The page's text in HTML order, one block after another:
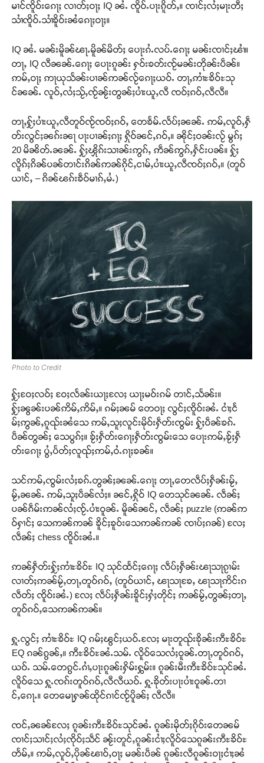
မၢင်ၸိူဝ်းၵေႃႈ လၢတ်ႈဝႃႈ IQ ၼႆႉ ၸိူဝ်ႉပႃးၵိူတ်ႇ။ ၸၢင်ႈလႆႈမႃးတီႈ
သၢႆၸိူဝ်ႉသၢႆၶိူဝ်းၼႆၵေႃႈဝႃႈ။
IQ ၼႆႉ မၼ်းမိူၼ်ၽႃႉမိူၼ်မိတ်ႈ ပေႃးၵႆႉလပ်ႉၵေႃႈ မၼ်းၸၢင်ႈၽၢႆ။
တႃႇ IQ လီၼၼ်ႉၵေႃႈ ပေႃးၵူၼ်း ႁဝ်းၶတ်းၸႂ်မၼ်းတိုၼ်းပဵၼ်။
ဢမ်ႇဝႃႈ ဢႃယုသႅၼ်းပၢၼ်ဢၼ်လႂ်ၵေႃႈယဝ်ႉ တႃႇဢၢႆႊၶိဝ်ႊသု
င်ၼၼ်ႉ လူဝ်ႇလႆႈသႂ်ႇၸႂ်ၼႂ်းတွၼ်ႈပၢႆးယူႇလီ ၸဝ်ႈၵဝ်ႇလီလီ။
တႃႇႁႂ်ႈပၢႆးယူႇလီတူဝ်ၸႂ်ၸဝ်ႈၵဝ်ႇ တေၶႅမ်ႉလႅပ်ႈၼၼ်ႉ ဢမ်ႇလူဝ်ႇႁဵ
တ်းလွင်ႈၼၵ်းၼႃ ပႃးပၢၼ်ႈၵႃႈ ႁိုဝ်ၼင်ႇၵဝ်ႇ။ ၼိုင်ႈဝၼ်းလႂ် မွၵ်ႈ
20 မိၼိတ်ႉၼၼ်ႉ ႁႂ်ႈၾိုၵ်းသၢၼ်းဢွၵ်ႇ ဢဵၼ်ဢွၵ်ႇႁႅင်းပၼ်။ ႁႂ်ႈ
လိူၵ်ႈၵိၼ်ပၼ်တၢင်းၵိၼ်ဢၼ်ၵိုင်ႇငၢမ်ႇပၢႆးယူႇလီၸဝ်ႈၵဝ်ႇ။ (တူဝ်
ယၢင်ႇ – ၵိၼ်ၽၵ်းၶဵဝ်မၢၵ်ႇမႆႉ)
Photo to Credit
ႁႂ်ႈဝႄႈလဝ်ႈ ဝႄႈလႅၼ်းယႃႈလႄႈ ယႃႈမဝ်းၵမ် တၢင်ႇသႅၼ်း။
ႁႂ်ႈၼွၼ်းပၼ်ဢိမ်ႇဢိမ်ႇ။ ၵမ်ႈၼမ် တေဝႃႈ လွင်ႈၸိူဝ်းၼႆႉ ငၢႆႈငႅ
မ်ႈဢွၼ်ႇၵူၺ်းၼႆသေ ဢမ်ႇသူႈလူင်းမိုဝ်းႁဵတ်းၸွမ်း ႁႂ်ႈပဵၼ်ၶၵ်ႉ
ပဵၼ်တွၼ်ႈ သေပွၵ်ႈ။ ၶႂ်ႈႁဵတ်းၵေႃႈႁဵတ်းၸွမ်းသေ ပေႃးဢမ်ႇၶႂ်ႈႁဵ
တ်းၵေႃႈ ပွႆႇပႅတ်ႈလူၺ်ႈဢမ်ႇဝႆႉၵႃႈၶၼ်။
သင်ဢမ်ႇၸွမ်းလႆႈၶၵ်ႉတွၼ်ႈၼၼ်ႉၵေႃႈ တႃႇတေလဵပ်ႈႁဵၼ်းမႂ်ႇ
မႂ်ႇၼၼ်ႉ ဢမ်ႇသူႈပဵၼ်လႆႈ။ ၼင်ႇႁိုဝ် IQ တေသုင်ၼၼ်ႉ လဵၼ်ႈ
ပၼ်ၵဵမ်းဢၼ်လႆႈၸႂ်ႉပၢႆးဝူၼ်ႉ မိူၼ်ၼင်ႇ လဵၼ်ႈ puzzle (ဢၼ်ဢ
ဝ်ႁၢင်ႈ သေဢၼ်ဢၼ် ၶိူင်ႈၶူဝ်းသေဢၼ်ဢၼ် ၸၢပ်ႈၵၼ်) လႄႈ
လဵၼ်ႈ chess ၸိူဝ်းၼႆႉ။
ဢၼ်ႁဵတ်းႁႂ်ႈဢၢႆႊၶိဝ်ႊ IQ သုင်ထႅင်ႈၵေႃႈ လဵပ်ႈႁဵၼ်းၽႃသႃၵႂၢမ်း
လၢတ်ႈဢၼ်မႂ်ႇတႃႇတူဝ်ၵဝ်ႇ (တူဝ်ယၢင်ႇ ၽႃသႃၶႄႇ ၽႃသႃဢိင်းၵ
လဵတ်ႈ ၸိူဝ်းၼႆႉ) လႄႈ လဵပ်ႈႁဵၼ်းၶိူင်ႈႁႆႈတိုင်ႈ ဢၼ်မႂ်ႇတွၼ်ႈတႃႇ
တူဝ်ၵဝ်ႇသေဢၼ်ဢၼ်။
ႁူႉလွင်ႈ ဢၢႆႊၶိဝ်ႊ IQ ၵမ်ႈၽွင်ႈယဝ်ႉလႄႈ မႃးတူၺ်းၶိုၼ်းဢီႊၶိဝ်ႊ
EQ ၵၼ်ၵွၼ်ႇ။ ဢီႊၶိဝ်ႊၼႆႉသမ်ႉ လိူဝ်သေလႆႈဝူၼ်ႉတႃႇတူဝ်ၵဝ်ႇ
ယဝ်ႉ သမ်ႉတေၵွင်ႉၵၢႆႇပႃးၵူၼ်းႁိမ်းႁွမ်း။ ၵူၼ်းမီးဢီႊၶိဝ်ႊသုင်ၼႆႉ
လိူဝ်သေ ႁူႉၸၵ်းတူဝ်ၵဝ်ႇလီလီယဝ်ႉ ႁူႉၶိုတ်းပႃးပၢႆးဝူၼ်ႉတၢ
င်ႇၵေႃႉ။ တေမေႃႁၼ်ထိုင်ၵၢင်ၸႂ်ပိူၼ်ႈ လီလီ။
ၸင်ႇၼၼ်လႄႈ ၵူၼ်းဢီႊၶိဝ်ႊသုင်ၼႆႉ ၵူၼ်းမိုတ်ႈၵိုဝ်းတေၼမ်
ၸၢင်ႈသၢင်ႈလႆႈၸိုဝ်ႈသဵင် ၼႂ်းတူင်ႇၵူၼ်းငၢႆႈလိူဝ်သေၵူၼ်းဢီႊၶိဝ်ႊ
တႅမ်ႇ။ ဢမ်ႇလူဝ်ႇပိုၼ်ၽၢဝ်ႇဝႃႈ မၼ်းပဵၼ် ၵူၼ်းလီၵူၼ်းဝႃႈငၢႆႈၼႆ